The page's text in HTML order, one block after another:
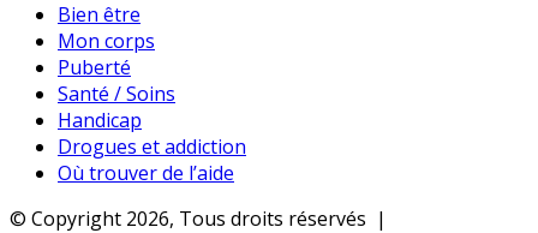
Bien être
Mon corps
Puberté
Santé / Soins
Handicap
Drogues et addiction
Où trouver de l’aide
© Copyright 2026, Tous droits réservés |